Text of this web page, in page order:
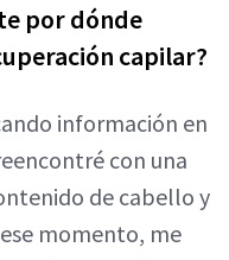
por dónde
capilar?
información en
con una
de cabello y
momento, me